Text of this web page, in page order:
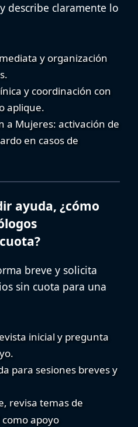
describe claramente lo
y organización
y coordinación con
aplique.
a Mujeres: activación de
en casos de
ayuda, ¿cómo
breve y solicita
sin cuota para una
inicial y pregunta
para sesiones breves y
revisa temas de
como apoyo